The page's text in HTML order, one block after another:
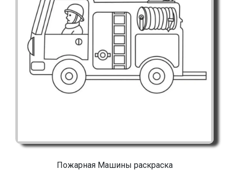
Пожарная Машины раскраска